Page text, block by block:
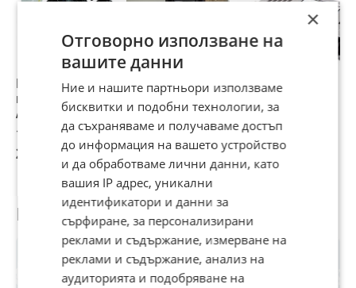
Компютър за
газов инжекцион
AC Stag
117,60 €
230,01 лв
Нов компютър за
газов инжекцион -
LPG TECH ONE .
123 €
240,57 лв
Компютър за
LPG TECH цени от
220лв. gazov
injekcion
111,97 €
218,99 лв
Потребител
×
Отговорно използване на
вашите данни
Ние и нашите партньори използваме
бисквитки и подобни технологии, за
да съхраняваме и получаваме достъп
до информация на вашето устройство
и да обработваме лични данни, като
вашия IP адрес, уникални
идентификатори и данни за
сърфиране, за персонализирани
реклами и съдържание, измерване на
реклами и съдържание, анализ на
аудиторията и подобряване на